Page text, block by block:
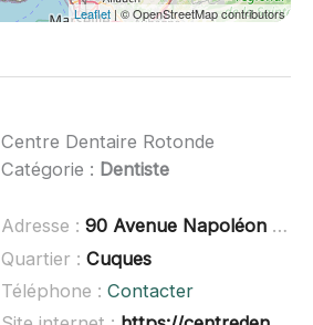
Leaflet| © OpenStreetMap contributors
Centre Dentaire Rotonde
Catégorie : Dentiste
Adresse : 90 Avenue Napoléon Bonaparte, 13100 Aix-en-Provence
Quartier : Cuques
Téléphone : Contacter